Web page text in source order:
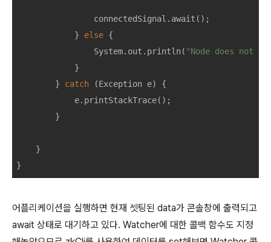
connectedSignal . await ();
}
else {
System. out . println( "Node does not
}
}
catch (Exception e)
{
e. printStackTrace();
}
}
}
어플리케이션을 실행하면 현재 셋팅된 data가 콘솔창에 출력되고
await 상태로 대기하고 있다. Watcher에 대한 콜백 함수도 지정